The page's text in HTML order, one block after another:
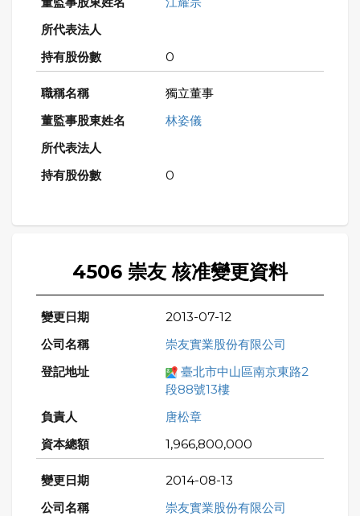
0
獨立董事
林姿儀
0
4506 崇友 核准變更資料
2013-07-12
崇友實業股份有限公司
臺北市中山區南京東路2
段88號13樓
唐松章
1,966,800,000
2014-08-13
崇友實業股份有限公司